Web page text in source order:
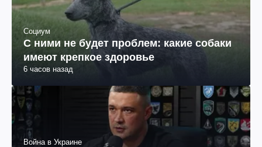
Социум
С ними не будет проблем: какие собаки
имеют крепкое здоровье
6 часов назад
Война в Украине